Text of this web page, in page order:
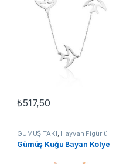
₺517,50
GÜMÜŞ TAKI, Hayvan Figürlü
Kolyeler ,Kadın Kolyeleri, Kolye
Kuşlu Kolyeler
Gümüş Kuğu Bayan Kolye